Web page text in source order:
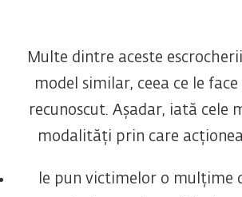
Multe dintre aceste
model similar, ceea ce le
recunoscut. Așadar, iată cele
modalități prin care
le pun victimelor o mulțime